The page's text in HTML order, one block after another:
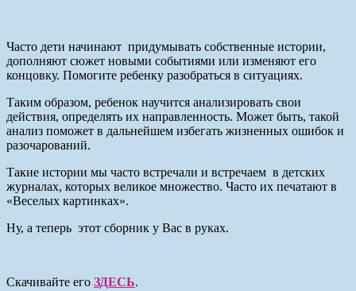
Часто дети начинают придумывать собственные истории,
дополняют сюжет новыми событиями или изменяют его
концовку. Помогите ребенку разобраться в ситуациях.
Таким образом, ребенок научится анализировать свои
действия, определять их направленность. Может быть, такой
анализ поможет в дальнейшем избегать жизненных ошибок и
разочарований.
Такие истории мы часто встречали и встречаем в детских
журналах, которых великое множество. Часто их печатают в
«Веселых картинках».
Ну, а теперь этот сборник у Вас в руках.
Скачивайте его ЗДЕСЬ.